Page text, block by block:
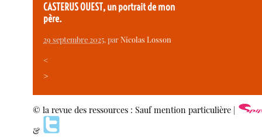
CASTERUS OUEST, un portrait de mon
père.
29 septembre 2025, parNicolas Losson
<
>
© la revue des ressources : Sauf mention particulière |
&